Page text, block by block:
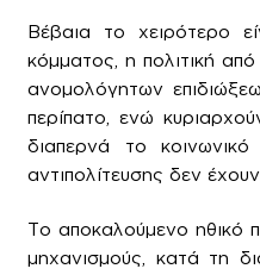
Βέβαια το χειρότερο
κόμματος, η πολιτική
ανομολόγητων
περίπατο, ενώ
διαπερνά το
αντιπολίτευσης δεν
Το αποκαλούμενο ηθικό
μηχανισμούς, κατά τη